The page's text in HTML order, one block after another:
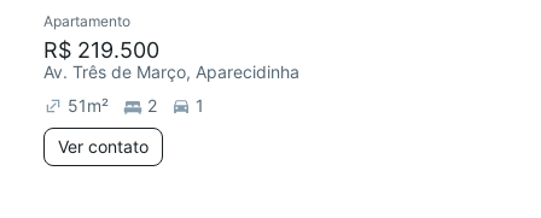
Redecorar
Apartamento
R$ 219.500
Av. Três de Março, Aparecidinha
51m² 2
1
Ver contato